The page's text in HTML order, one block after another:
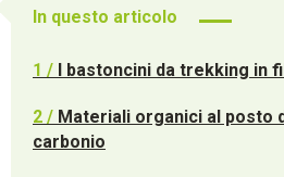
In questo articolo
1 / I bastoncini da trekking in
2 / Materiali organici al posto
carbonio